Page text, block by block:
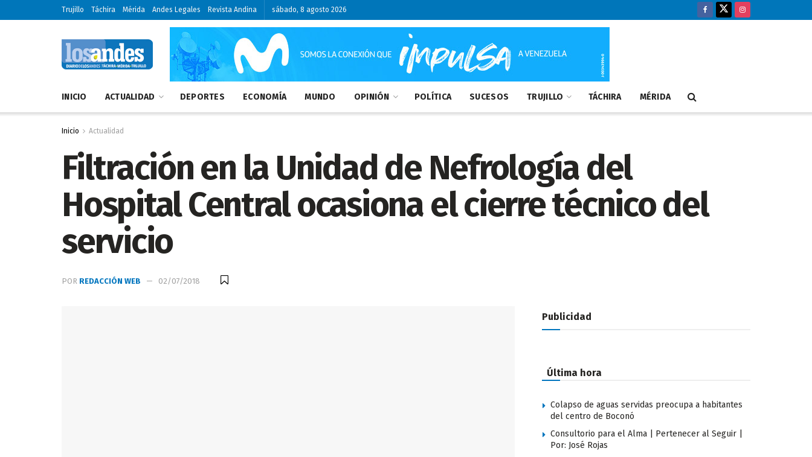
Trujillo Táchira Mérida Andes Legales Revista Andina sábado, 8 agosto 2026
INICIO ACTUALIDAD DEPORTES ECONOMÍA MUNDO OPINIÓN POLÍTICA SUCESOS TRUJILLO TÁCHIRA MÉRIDA
Inicio Actualidad
Filtración en la Unidad de Nefrología del
Hospital Central ocasiona el cierre técnico del
servicio
POR REDACCIÓN WEB 02/07/2018
Publicidad
Última hora
Colapso de aguas servidas preocupa a habitantes
del centro de Boconó
Consultorio para el Alma | Pertenecer al Seguir |
Por: José Rojas